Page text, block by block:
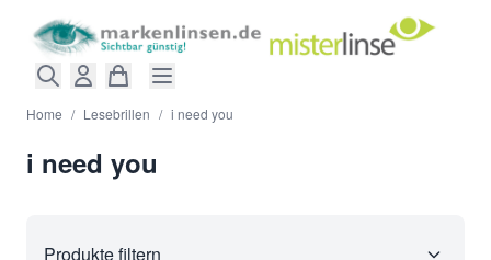
Home / Lesebrillen / i need you
i need you
Produkte filtern